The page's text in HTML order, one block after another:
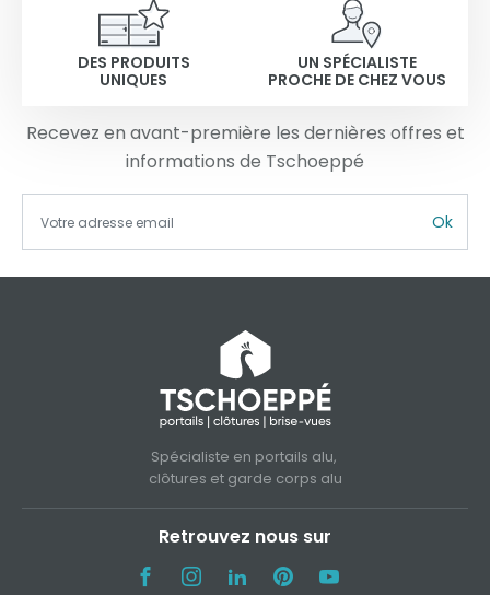
DES PRODUITS
UNIQUES
UN SPÉCIALISTE
PROCHE DE CHEZ VOUS
Recevez en avant-première les dernières offres et
informations de Tschoeppé
Ok
Spécialiste en portails alu,
clôtures et garde corps alu
Retrouvez nous sur